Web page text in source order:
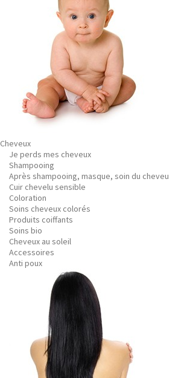
Cheveux
Je perds mes cheveux
Shampooing
Après shampooing, masque, soin du cheveu
Cuir chevelu sensible
Coloration
Soins cheveux colorés
Produits coiffants
Soins bio
Cheveux au soleil
Accessoires
Anti poux